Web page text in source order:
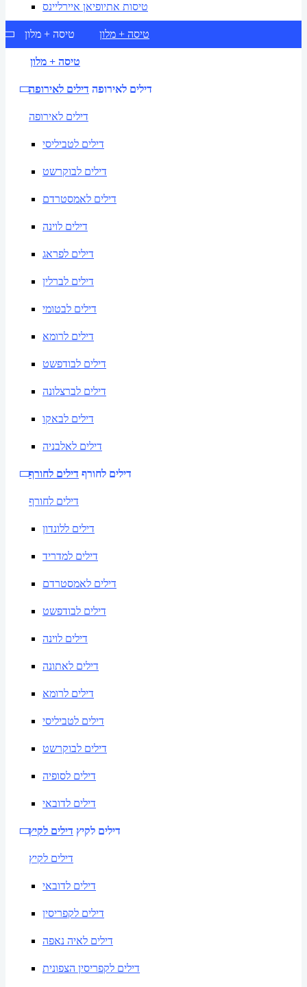
טיסות אתיופיאן איירליינס
טיסה + מלון טיסה + מלון
טיסה + מלון
דילים לאירופה דילים לאירופה
דילים לאירופה
דילים לטביליסי
דילים לבוקרשט
דילים לאמסטרדם
דילים לוינה
דילים לפראג
דילים לברלין
דילים לבטומי
דילים לרומא
דילים לבודפשט
דילים לברצלונה
דילים לבאקו
דילים לאלבניה
דילים לחורף דילים לחורף
דילים לחורף
דילים ללונדון
דילים למדריד
דילים לאמסטרדם
דילים לבודפשט
דילים לוינה
דילים לאתונה
דילים לרומא
דילים לטביליסי
דילים לבוקרשט
דילים לסופיה
דילים לדובאי
דילים לקיץ דילים לקיץ
דילים לקיץ
דילים לדובאי
דילים לקפריסין
דילים לאיה נאפה
דילים לקפריסין הצפונית